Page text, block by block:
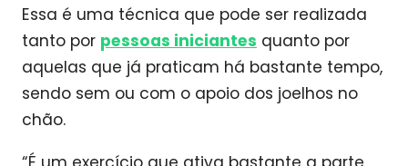
Essa é uma técnica que pode ser realizada
tanto por pessoas iniciantes quanto por
aquelas que já praticam há bastante tempo,
sendo sem ou com o apoio dos joelhos no
chão.